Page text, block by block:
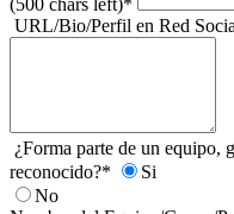
(500 chars left)*
URL/Bio/Perfil en Red
¿Forma parte de un equipo,
reconocido?*
Si
No